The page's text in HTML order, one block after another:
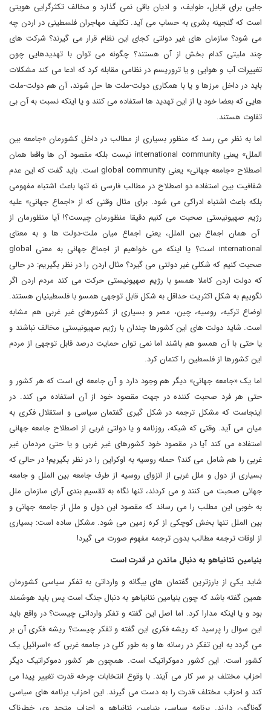
جایی برای قبایل، طوایف، و ادیان باقی نمی گذارد و مخالف تکثرگرایی هویتی
است که گنجینه بشری به حساب می آید. تکلیف مهاجران فلسطینی در اردن چه
می شود؟ سازمان های غیر دولتی کجای این نظام قرار می گیرند؟ شرکت های
چند ملیتی کدام بخش از آن هستند؟ چگونه می توان با تهدیدهایی چون
تغییرات آب و هوایی و یا تروریسم در نظامی مقابله کرد که ادعا می کند مشکلات
باید در داخل مرزها و یا با همکاری دولت-ملت ها حل شوند، آن هم دولت-ملت
هایی که بعضا خود یا از این تهدید ها استفاده می کنند و یا اینکه نسبت به آن بی
تفاوت هستند.
اما به نظر می رسد که منظور بسیاری از مطالب در داخل کشورمان «جامعه بین
الملل» یعنی international community نیست بلکه مقصود آن ها واقعا همان
اصطلاح «جامعه جهانی» یعنی global community است. باید گفت که این عدم
شفافیت بین استفاده دو اصطلاح در مطالب فارسی نه تنها باعث اشتباه مفهومی
بلکه باعث اشتباه ادراکی می شود. برای مثال وقتی که از «اجماع جهانی» علیه
رژیم صهیونیستی صحبت می کنیم دقیقا منظورمان چیست؟! آیا منظورمان از
آن همان اجماع بین الملل، یعنی اجماع میان ملت-دولت ها و به معنای
international است؟ یا اینکه می خواهیم از اجماع جهانی به معنی global
صحبت کنیم که شکلی غیر دولتی می گیرد؟ مثال اردن را در نظر بگیریم: در حالی
که دولت اردن کاملا همسو با رژیم صهیونیستی حرکت می کند مردم اردن اگر
نگوییم به شکل اکثریت حداقل به شکل قابل توجهی همسو با فلسطینیان هستند.
اوضاع ترکیه، روسیه، چین، مصر و بسیاری از کشورهای غیر غربی هم مشابه
است. شاید دولت های این کشورها چندان با رژیم صهیونیستی مخالف نباشند و
یا حتی با آن همسو هم باشند اما نمی توان حمایت درصد قابل توجهی از مردم
این کشورها از فلسطین را کتمان کرد.
اما یک «جامعه جهانی» دیگر هم وجود دارد و آن جامعه ای است که هر کشور و
حتی هر فرد صحبت کننده در جهت مقصود خود از آن استفاده می کند. در
اینجاست که مشکل ترجمه در شکل گیری گفتمان سیاسی و استقلال فکری به
میان می آید. وقتی که شبکه، روزنامه و یا دولتی غربی از اصطلاح جامعه جهانی
استفاده می کند آیا در مقصود خود کشورهای غیر غربی و یا حتی مردمان غیر
غربی را هم شامل می کند؟ حمله روسیه به اوکراین را در نظر بگیریم! در حالی که
بسیاری از دول و ملل غربی از انزوای روسیه از طرف جامعه بین الملل و جامعه
جهانی صحبت می کنند و می کردند، تنها نگاه به تقسیم بندی آرای سازمان ملل
به خوبی این مطلب را می رساند که مقصود این دول و ملل از جامعه جهانی و
بین الملل تنها بخش کوچکی از کره زمین می شود. مشکل ساده است: بسیاری
از اوقات ترجمه مطالب بدون ترجمه مفهوم صورت می گیرد!
بنیامین نتانیاهو به دنبال ماندن در قدرت است
شاید یکی از بارزترین گفتمان های بیگانه و وارداتی به تفکر سیاسی کشورمان
همین گفته باشد که چون بنیامین نتانیاهو به دنبال جنگ است پس باید هوشمند
بود و یا اینکه مدارا کرد. اما اصل این گفته و تفکر وارداتی چیست؟ در واقع باید
این سوال را پرسید که ریشه فکری این گفته و تفکر چیست؟ ریشه فکری آن بر
می گردد به این تفکر در رسانه ها و به طور کلی در جامعه غربی که «اسرائیل یک
کشور است. این کشور دموکراتیک است. همچون هر کشور دموکراتیک دیگر
احزاب مختلف بر سر کار می آیند. با وقوع انتخابات چرخه قدرت تغییر پیدا می
کند و احزاب مختلف قدرت را به دست می گیرند. این احزاب برنامه های سیاسی